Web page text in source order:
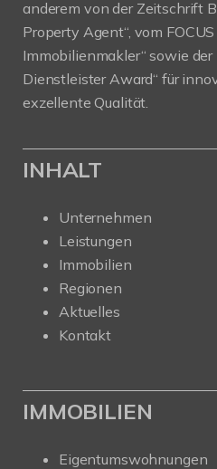
anderem von der Zeitschrift
Property Agent“, vom
Immobilienmakler“ sowie
Dienstleister Award“ für
exzellente Qualität.
INHALT
Unternehmen
Leistungen
Immobilien
Regionen
Aktuelles
Kontakt
IMMOBILIEN
Eigentumswohnungen